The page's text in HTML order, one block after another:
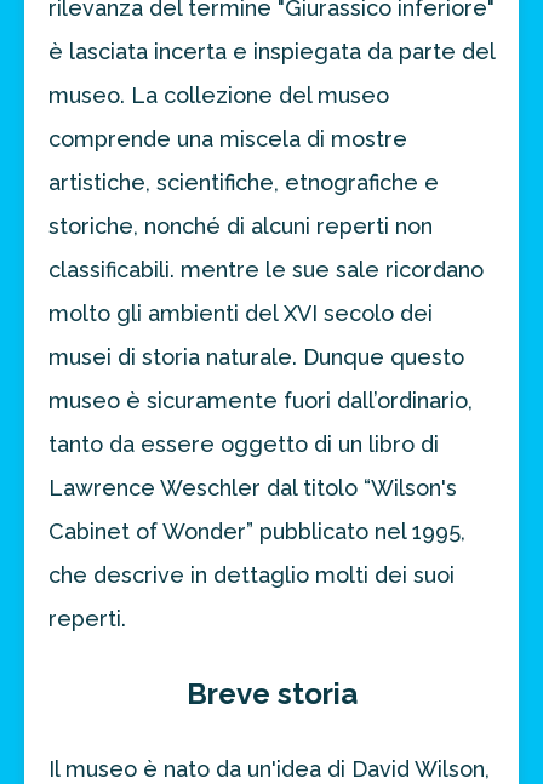
rilevanza del termine "Giurassico inferiore"
è lasciata incerta e inspiegata da parte del
museo. La collezione del museo
comprende una miscela di mostre
artistiche, scientifiche, etnografiche e
storiche, nonché di alcuni reperti non
classificabili. mentre le sue sale ricordano
molto gli ambienti del XVI secolo dei
musei di storia naturale. Dunque questo
museo è sicuramente fuori dall’ordinario,
tanto da essere oggetto di un libro di
Lawrence Weschler dal titolo “Wilson's
Cabinet of Wonder” pubblicato nel 1995,
che descrive in dettaglio molti dei suoi
reperti.
Breve storia
Il museo è nato da un'idea di David Wilson,